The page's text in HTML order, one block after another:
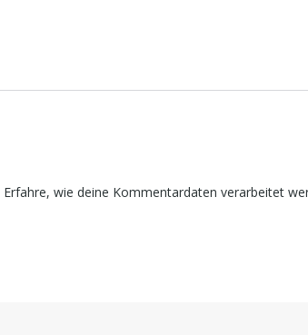
Erfahre, wie deine Kommentardaten verarbeitet